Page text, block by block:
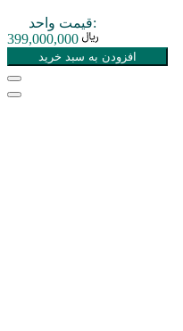
قیمت واحد:
399,000,000
افزودن به سبد خرید